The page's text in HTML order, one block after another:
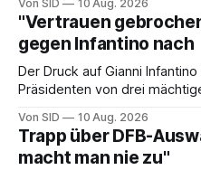
Von SID 10 Aug. 2026
"Vertrauen
gegen Infantino nach
Der Druck auf Gianni
Präsidenten von drei
Von SID 10 Aug. 2026
Trapp über DFB-
macht man nie zu"